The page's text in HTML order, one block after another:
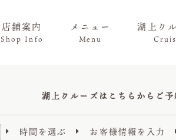
店舗案内
Shop Info
メニュー
Menu
湖上ク
湖上クルーズはこちらからご予
 時間を選ぶ  お客様情報を入力